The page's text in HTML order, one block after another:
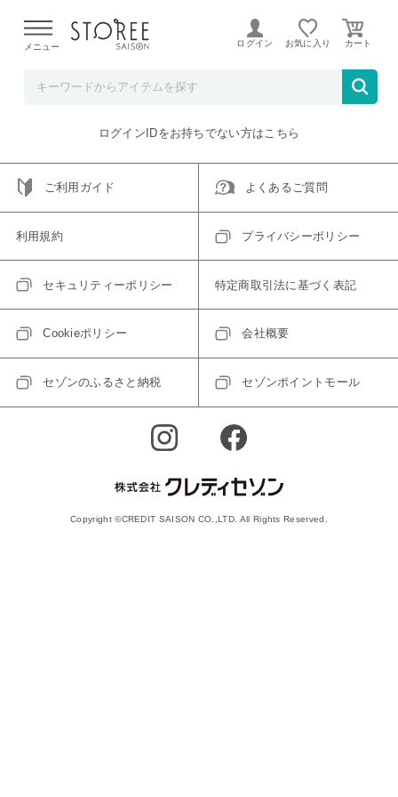
よる配送遅延が発生しております。
メニュー ログイン お気に入り
ご指定のアイテムは取り扱い終了、またはただいま取り扱い
トップへ戻る
ログインIDをお持ちでない方はこちら
ご利用ガイド よくあるご質問
利用規約 プライバシーポリシー
セキュリティーポリシー 特定商取引法に基づく表記
Cookieポリシー 会社概要
セゾンのふるさと納税 セゾンポイントモール
Copyright ©CREDIT SAISON CO.,LTD. All Rights Reserved.